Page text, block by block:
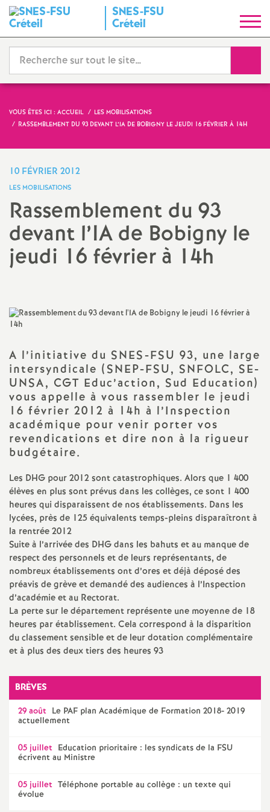
SNES-FSU
Créteil
y
n
d
i
a
t
N
i
o
n
a
l
d
e
s
E
n
s
e
g
n
VOUS ÊTES ICI : ACCUEIL
LES MOBILISATIONS
RASSEMBLEMENT DU 93 DEVANT L’IA DE BOBIGNY LE JEUDI 16 FÉVRIER À 14H
10 FÉVRIER 2012
LES MOBILISATIONS
Rassemblement du 93
devant l’IAde Bobigny le
jeudi 16 février à 14h
A l’initiative du SNES-FSU 93, une large
intersyndicale (SNEP-FSU, SNFOLC, SE-
UNSA, CGT Educ’action, Sud Education)
vous appelle à vous rassembler le jeudi
16 février 2012 à 14h à l’Inspection
académique pour venir porter vos
revendications et dire non à la rigueur
budgétaire.
Les DHG pour 2012 sont catastrophiques. Alors que 1 400
élèves en plus sont prévus dans les collèges, ce sont 1 400
heures qui disparaissent de nos établissements. Dans les
lycées, près de 125 équivalents temps-pleins disparaîtront à
la rentrée 2012
Suite à l’arrivée des DHGdans les bahuts et au manque de
respect des personnels et de leurs représentants, de
nombreux établissements ont d’ores et déjà déposé des
préavis de grève et demandé des audiences à l’Inspection
d’académie et au Rectorat.
La perte sur le département représente une moyenne de 18
heures par établissement. Cela correspond à la disparition
du classement sensible et de leur dotation complémentaire
et à plus des deux tiers des heures 93
BRÈVES
29 août Le PAF plan Académique de Formation 2018- 2019
actuellement
05 juillet Education prioritaire : les syndicats de la FSU
écrivent au Ministre
05 juillet Téléphone portable au collège : un texte qui
évolue